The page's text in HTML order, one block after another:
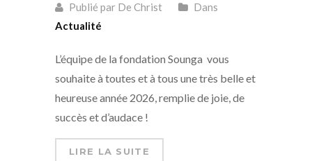
Publié par De Christ
Dans
Actualité
L’équipe de la fondation Sounga vous
souhaite à toutes et à tous une très belle et
heureuse année 2026, remplie de joie, de
succès et d’audace !
LIRE LA SUITE